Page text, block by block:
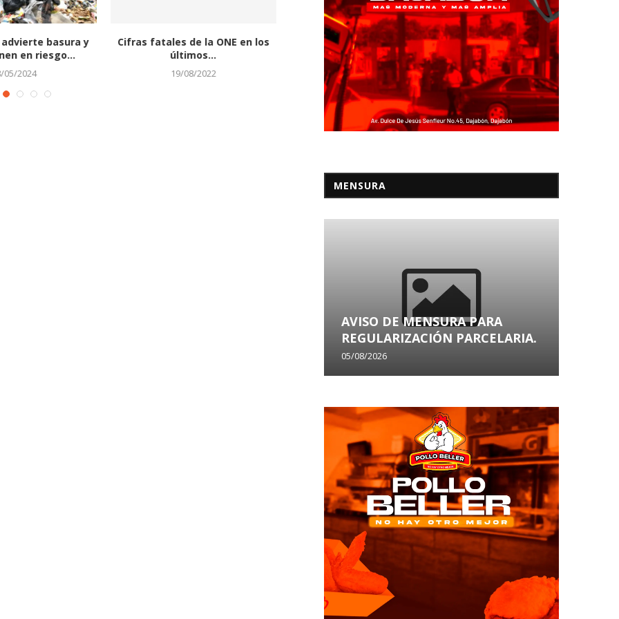
del dinero versus
dinero...
04/2022
La positividad diaria del Covid-19
se coloca por...
19/01/2022
Personas con discapacidad
visual quedan sin terapias tras...
11/03/2026
Ya se han leído 1,094
expediente...
29/07/2023
MENSURA
AVISO DE MENSURA PARA
REGULARIZACIÓN PARCELARIA.
05/08/2026